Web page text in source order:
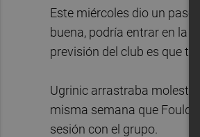
Este miércoles dio un paso
buena, podría entrar en la
previsión del club es que
Ugrinic arrastraba
misma semana que
sesión con el grupo.